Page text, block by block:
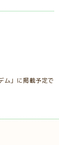
ム」に掲載予定で